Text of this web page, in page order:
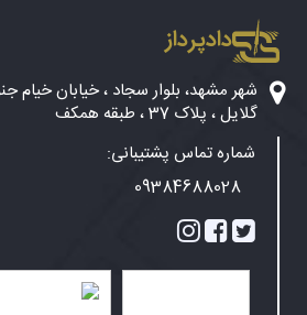
دادپرداز
گلایل ، پلاک 37 ، طبقه همکف
شماره تماس پشتیبانی:
09384688028